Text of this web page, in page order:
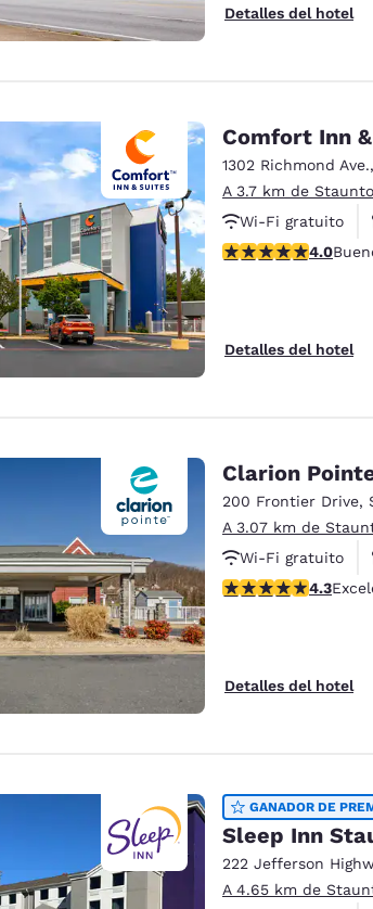
Detalles del hotel
Comfort Inn
1302 Richmond Ave.,
A 3.7 km de
Wi-Fi gratuito
Aceita animais
calificación de 3.96
4.0
Detalles del hotel
Clarion
200 Frontier Drive,
A 3.07 km de
Wi-Fi gratuito
Piscina externa
calificación de 4.3
4.3
Detalles del hotel
GANADOR DE
Sleep Inn
222 Jefferson
A 4.65 km de